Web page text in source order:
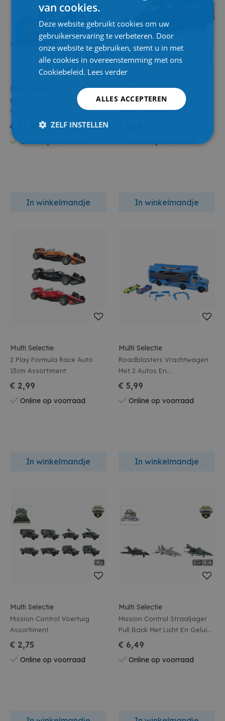
Multi Selectie
Bruder 62113 Tankstation Met
Wasstraat
€ 22,95
Online op voorraad
In winkelmandje
Multi Selectie
Bruder 02685 Mb Sprinter
Politie Special Forces
In winkelmandje
Multi Selectie
2 Play Formula Race Auto
13cm Assortiment
€ 2,99
Online op voorraad
In winkelmandje
Multi Selectie
Roadblasters Vrachtwagen
Met 2 Autos En
Afschietfunctie
€ 5,99
Online op voorraad
In winkelmandje
Multi Selectie
Mission Control Voertuig
Assortiment
€ 2,75
Online op voorraad
Multi Selectie
Mission Control Straaljager
Pull Back Met Licht En Geluid
Assortiment
€ 6,49
Online op voorraad
van cookies.
Deze website gebruikt cookies om uw
gebruikerservaring te verbeteren. Door
onze website te gebruiken, stemt u in met
alle cookies in overeenstemming met ons
Cookiebeleid. Lees verder
ALLES ACCEPTEREN
ZELF INSTELLEN